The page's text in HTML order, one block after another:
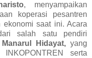
, menyampaikan
koperasi pesantren
ekonomi saat ini. Acara
salah satu pendiri
Manarul Hidayat,yang
serta